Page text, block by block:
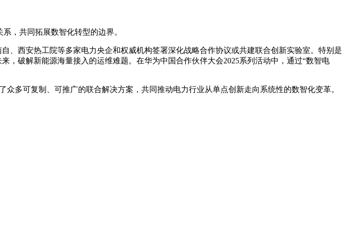
，共同拓展数智化转型的边界。
、西安热工院等多家电力央企和权威机构签署深化战略合作协议或共建联合创新实验室。特别是
破解新能源海量接入的运维难题。在华为中国合作伙伴大会2025系列活动中，通过“数智电
多可复制、可推广的联合解决方案，共同推动电力行业从单点创新走向系统性的数智化变革。